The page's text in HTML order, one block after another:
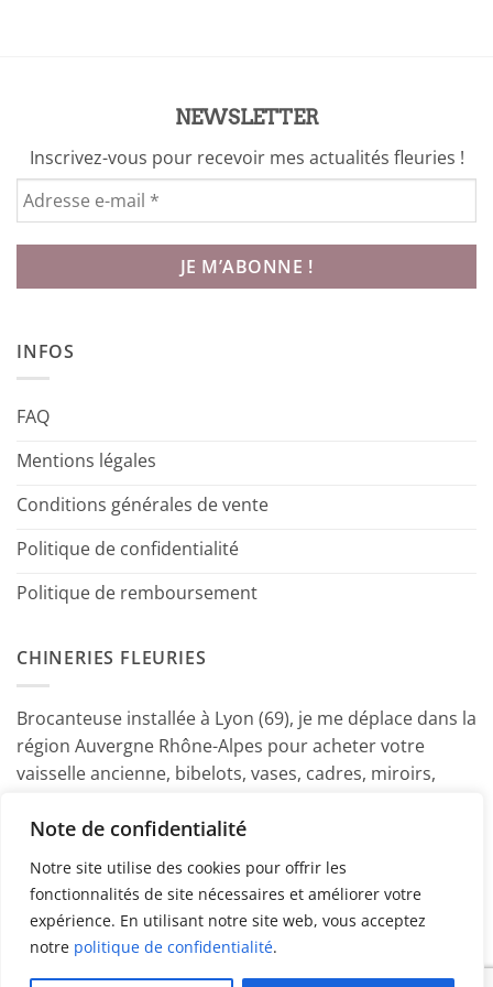
Note de confidentialité
Notre site utilise des cookies pour offrir les
fonctionnalités de site nécessaires et améliorer votre
expérience. En utilisant notre site web, vous acceptez
notre politique de confidentialité.
NEWSLETTER
Inscrivez-vous pour recevoir mes actualités fleuries !
INFOS
FAQ
Mentions légales
Conditions générales de vente
Politique de confidentialité
Politique de remboursement
CHINERIES FLEURIES
Brocanteuse installée à Lyon (69), je me déplace dans la
région Auvergne Rhône-Alpes pour acheter votre
vaisselle ancienne, bibelots, vases, cadres, miroirs,
Marine
PayPal AmericanMasterCard
Visa